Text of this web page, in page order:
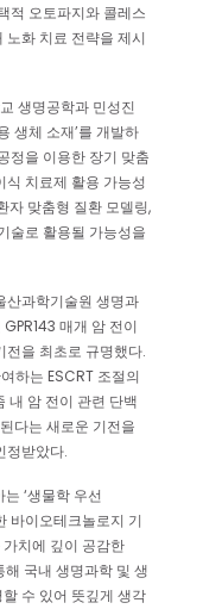
적 오토파지와 콜레스
화 치료 전략을 제시
생명공학과 민성진
생체 소재’를 개발하
정을 이용한 장기 맞춤
식 치료제 활용 가능성
자 맞춤형 질환 모델링,
술로 활용될 가능성을
산과학기술원 생명과
매개 암 전이
전을 최초로 규명했다.
하는 ESCRT 조절의
내 암 전이 관련 단백
다는 새로운 기전을
정받았다.
‘생물학 우선
바이오테크놀로지 기
치에 깊이 공감한
국내 생명과학 및 생
수 있어 뜻깊게 생각